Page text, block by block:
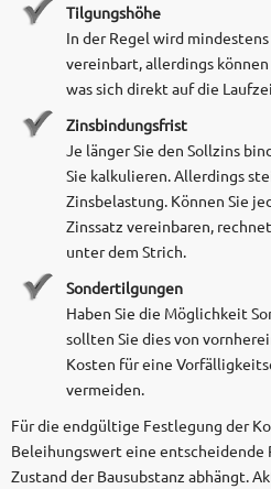
Tilgungshöhe
In der Regel wird
vereinbart, allerdings
was sich direkt auf die
Zinsbindungsfrist
Je länger Sie den Sollzins
Sie kalkulieren. Allerdings
Zinsbelastung. Können Sie
Zinssatz vereinbaren,
unter dem Strich.
Sondertilgungen
Haben Sie die Möglichkeit
sollten Sie dies von
Kosten für eine
vermeiden.
Für die endgültige Festlegung der
Beleihungswert eine entscheidende
Zustand der Bausubstanz abhängt.